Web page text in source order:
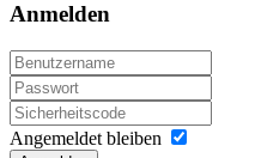
Anmelden
Angemeldet bleiben